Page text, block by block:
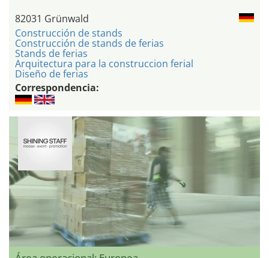
82031 Grünwald
Construcción de stands
Construcción de stands de ferias
Stands de ferias
Arquitectura para la construccion ferial
Diseño de ferias
Correspondencia: